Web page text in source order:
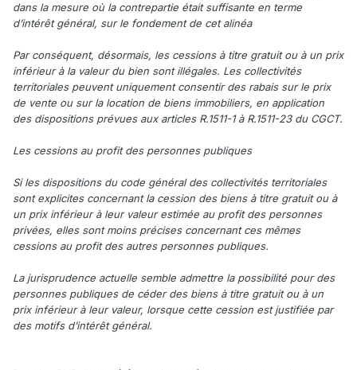
dans la mesure où la contrepartie était suffisante en terme
d’intérêt général, sur le fondement de cet alinéa
Par conséquent, désormais, les cessions à titre gratuit ou à un prix
inférieur à la valeur du bien sont illégales. Les collectivités
territoriales peuvent uniquement consentir des rabais sur le prix
de vente ou sur la location de biens immobiliers, en application
des dispositions prévues aux articles R.1511-1 à R.1511-23 du CGCT.
Les cessions au profit des personnes publiques
Si les dispositions du code général des collectivités territoriales
sont explicites concernant la cession des biens à titre gratuit ou à
un prix inférieur à leur valeur estimée au profit des personnes
privées, elles sont moins précises concernant ces mêmes
cessions au profit des autres personnes publiques.
La jurisprudence actuelle semble admettre la possibilité pour des
personnes publiques de céder des biens à titre gratuit ou à un
prix inférieur à leur valeur, lorsque cette cession est justifiée par
des motifs d’intérêt général.